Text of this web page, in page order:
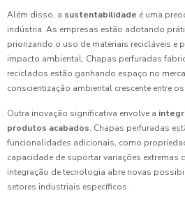
Além disso, a sustentabilidade é uma
indústria. As empresas estão adotando
priorizando o uso de materiais recicláveis e
impacto ambiental. Chapas perfuradas
reciclados estão ganhando espaço no
conscientização ambiental crescente entre
Outra inovação significativa envolve a
produtos acabados. Chapas perfuradas
funcionalidades adicionais, como
capacidade de suportar variações extremas
integração de tecnologia abre novas
setores industriais específicos.